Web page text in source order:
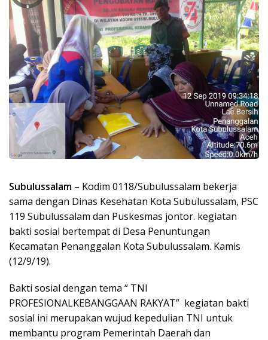
Subulussalam – Kodim 0118/Subulussalam bekerja
sama dengan Dinas Kesehatan Kota Subulussalam, PSC
119 Subulussalam dan Puskesmas jontor. kegiatan
bakti sosial bertempat di Desa Penuntungan
Kecamatan Penanggalan Kota Subulussalam. Kamis
(12/9/19).
Bakti sosial dengan tema “ TNI
PROFESIONALKEBANGGAAN RAKYAT” kegiatan bakti
sosial ini merupakan wujud kepedulian TNI untuk
membantu program Pemerintah Daerah dan